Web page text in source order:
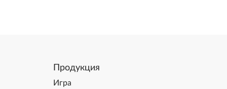
Продукция
Игра